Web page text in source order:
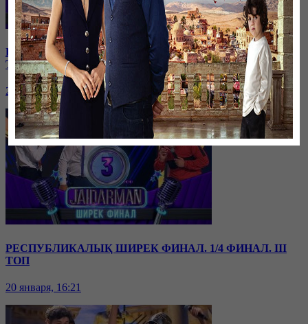
РЕСПУБЛИКАЛЫҚ ШИРЕК ФИНАЛ. 1/4 ФИНАЛ. IV
ТОП
20 января, 16:23
РЕСПУБЛИКАЛЫҚ ШИРЕК ФИНАЛ. 1/4 ФИНАЛ. III
ТОП
20 января, 16:21